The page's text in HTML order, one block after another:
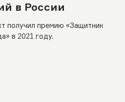
в России
получил премию «Защитник
в 2021 году.